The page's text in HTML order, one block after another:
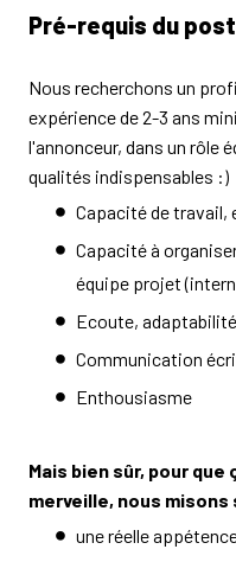
Pré-requis du
Nous recherchons un
expérience de 2-3 ans
l'annonceur, dans un rôle
qualités indispensables :)
Capacité de travail,
Capacité à
équipe projet
Ecoute,
Communication
Enthousiasme
Mais bien sûr, pour
merveille, nous misons
une réelle